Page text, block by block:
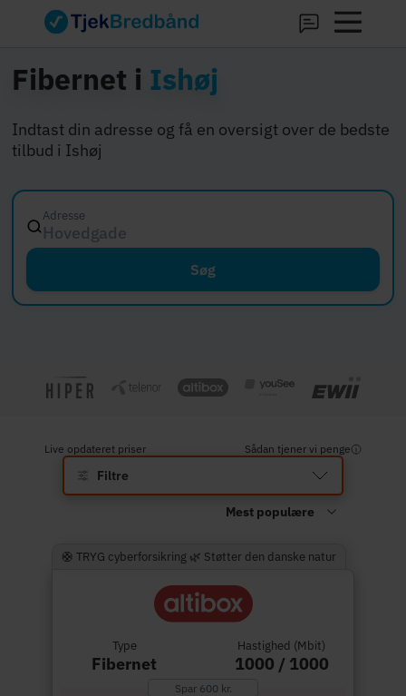
Fibernet i Ishøj
Indtast din adresse og få en oversigt over de bedste
tilbud i Ishøj
Adresse
Hovedgaden 12, 800
Søg
Live opdateret priser Sådan tjener vi penge
Filtre
🛟 TRYG cyberforsikring 🌿 Støtter den danske natur
Type
Fibernet
Hastighed (Mbit)
1000 / 1000
Spar 600 kr.